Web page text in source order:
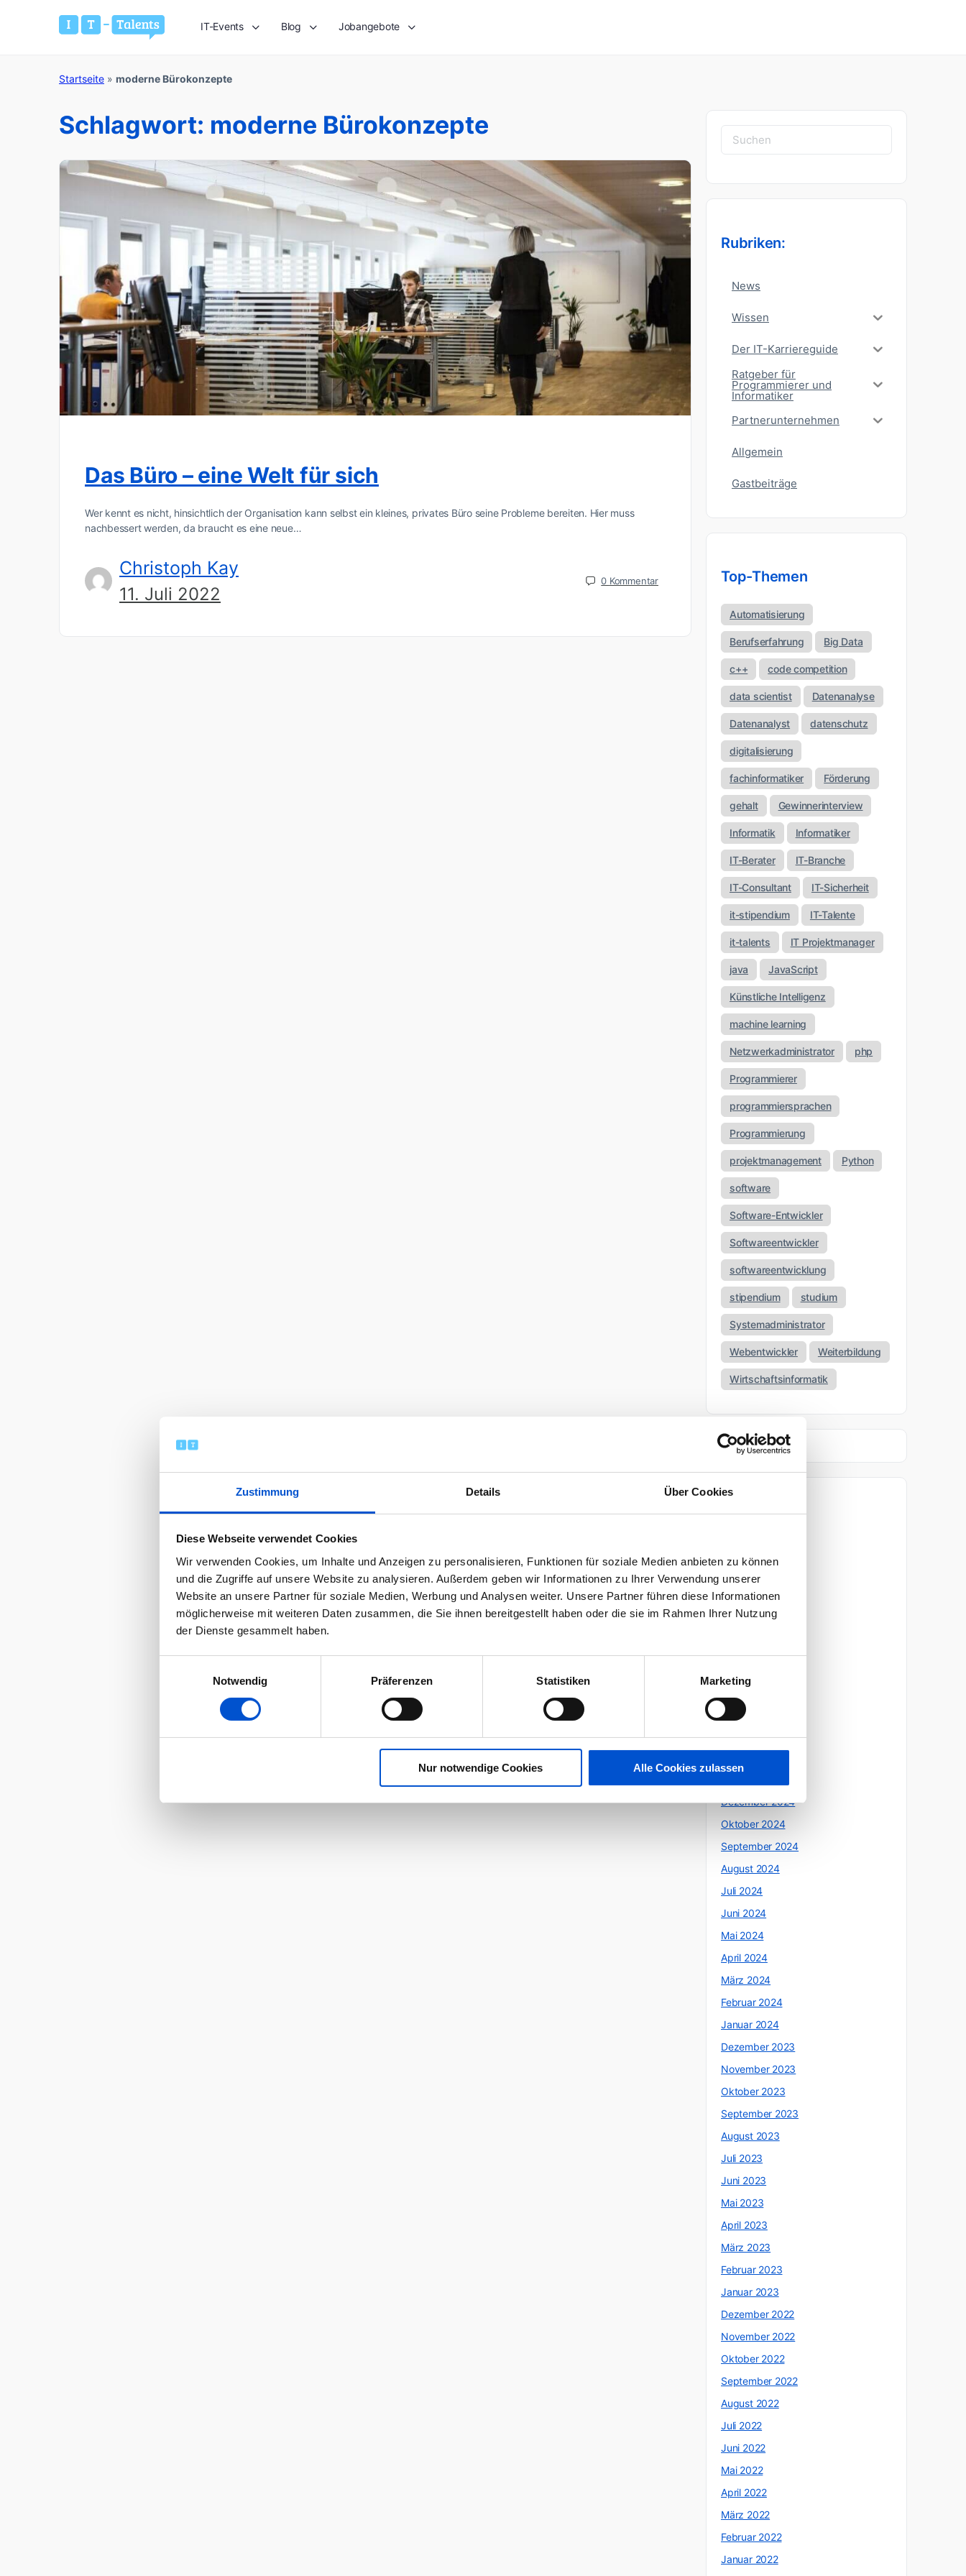
Zustimmung Details Über Cookies
Diese Webseite verwendet Cookies
Wir verwenden Cookies, um Inhalte und Anzeigen zu personalisieren, Funktionen für soziale Medien anbieten zu können
und die Zugriffe auf unsere Website zu analysieren. Außerdem geben wir Informationen zu Ihrer Verwendung unserer
Website an unsere Partner für soziale Medien, Werbung und Analysen weiter. Unsere Partner führen diese Informationen
möglicherweise mit weiteren Daten zusammen, die Sie ihnen bereitgestellt haben oder die sie im Rahmen Ihrer Nutzung
der Dienste gesammelt haben.
Notwendig
Präferenzen Statistiken Marketing
Nur notwendige Cookies Alle Cookies zulassen
IT-Events Blog Jobangebote
Startseite » moderne Bürokonzepte
Schlagwort: moderne Bürokonzepte
Das Büro – eine Welt für sich
Wer kennt es nicht, hinsichtlich der Organisation kann selbst ein kleines, privates Büro seine Probleme bereiten. Hier muss
nachbessert werden, da braucht es eine neue…
Christoph Kay
11. Juli 2022
0 Kommentar
Suchen
nach:
Rubriken:
News
Wissen
Der IT-Karriereguide
Ratgeber für
Programmierer und
Informatiker
Partnerunternehmen
Allgemein
Gastbeiträge
Top-Themen
Automatisierung
Berufserfahrung Big Data
c++ code competition
data scientist Datenanalyse
Datenanalyst datenschutz
digitalisierung
fachinformatiker Förderung
gehalt Gewinnerinterview
Informatik Informatiker
IT-Berater IT-Branche
IT-Consultant IT-Sicherheit
it-stipendium IT-Talente
it-talents IT Projektmanager
java JavaScript
Künstliche Intelligenz
machine learning
Netzwerkadministrator php
Programmierer
programmiersprachen
Programmierung
projektmanagement Python
software
Software-Entwickler
Softwareentwickler
softwareentwicklung
stipendium studium
Systemadministrator
Webentwickler Weiterbildung
Wirtschaftsinformatik
April 2026
März 2026
November 2025
Oktober 2025
Mai 2025
April 2025
März 2025
Dezember 2024
Oktober 2024
September 2024
August 2024
Juli 2024
Juni 2024
Mai 2024
April 2024
März 2024
Februar 2024
Januar 2024
Dezember 2023
November 2023
Oktober 2023
September 2023
August 2023
Juli 2023
Juni 2023
Mai 2023
April 2023
März 2023
Februar 2023
Januar 2023
Dezember 2022
November 2022
Oktober 2022
September 2022
August 2022
Juli 2022
Juni 2022
Mai 2022
April 2022
März 2022
Februar 2022
Januar 2022